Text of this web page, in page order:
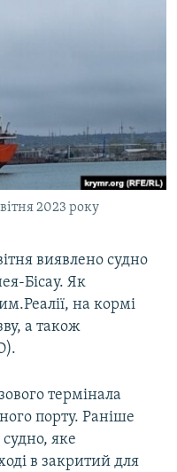
2023 року
виявлено судно
Бісау. Як
на кормі
а також
термінала
порту. Раніше
яке
в закритий для